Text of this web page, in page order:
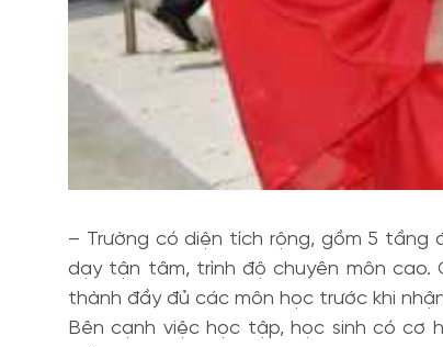
– Trường có diện tích rộng, gồm 5
dạy tận tâm, trình độ chuyên môn cao.
thành đầy đủ các môn học trước khi
Bên cạnh việc học tập, học sinh có cơ